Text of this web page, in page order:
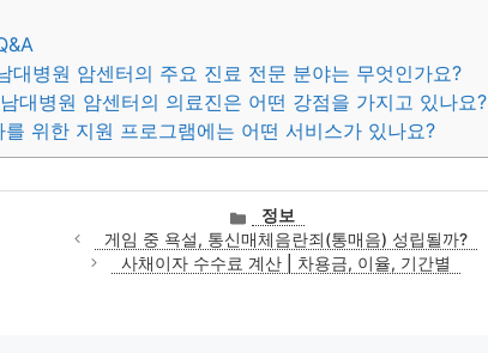
대병원 암센터의 주요 진료 전문 분야는 무엇인가요?
대병원 암센터의 의료진은 어떤 강점을 가지고 있나요?
를 위한 지원 프로그램에는 어떤 서비스가 있나요?
카
테
고
정보
게임 중 욕설, 통신매체음란죄(통매음) 성립될까?
사채이자 수수료 계산 | 차용금, 이율, 기간별